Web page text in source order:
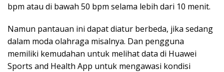
bpm atau di bawah 50 bpm selama lebih dari 10 menit.
Namun pantauan ini dapat diatur berbeda, jika sedang
dalam moda olahraga misalnya. Dan pengguna
memiliki kemudahan untuk melihat data di Huawei
Sports and Health App untuk mengawasi kondisi